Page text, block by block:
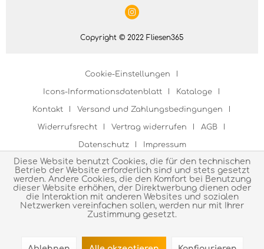
Copyright © 2022 Fliesen365
Cookie-Einstellungen
Icons-Informationsdatenblatt Kataloge
Kontakt Versand und Zahlungsbedingungen
Widerrufsrecht Vertrag widerrufen AGB
Datenschutz Impressum
Diese Website benutzt Cookies, die für den technischen
Betrieb der Website erforderlich sind und stets gesetzt
werden. Andere Cookies, die den Komfort bei Benutzung
dieser Website erhöhen, der Direktwerbung dienen oder
die Interaktion mit anderen Websites und sozialen
Netzwerken vereinfachen sollen, werden nur mit Ihrer
Zustimmung gesetzt.